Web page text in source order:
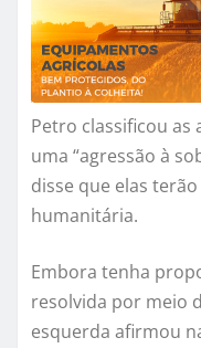
Petro classificou as
uma “agressão à
disse que elas
humanitária.
Embora tenha
resolvida por meio
esquerda afirmou